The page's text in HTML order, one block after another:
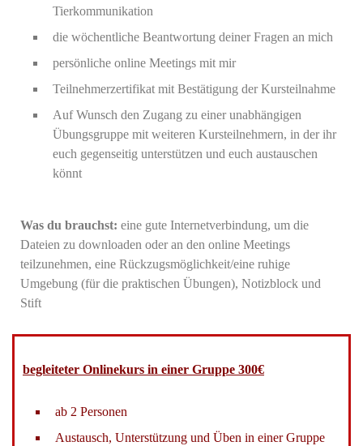
Tierkommunikation
die wöchentliche Beantwortung deiner Fragen an mich
persönliche online Meetings mit mir
Teilnehmerzertifikat mit Bestätigung der Kursteilnahme
Auf Wunsch den Zugang zu einer unabhängigen
Übungsgruppe mit weiteren Kursteilnehmern, in der ihr
euch gegenseitig unterstützen und euch austauschen
könnt
Was du brauchst: eine gute Internetverbindung, um die
Dateien zu downloaden oder an den online Meetings
teilzunehmen, eine Rückzugsmöglichkeit/eine ruhige
Umgebung (für die praktischen Übungen), Notizblock und
Stift
begleiteter Onlinekurs in einer Gruppe 300€
ab 2 Personen
Austausch, Unterstützung und Üben in einer Gruppe